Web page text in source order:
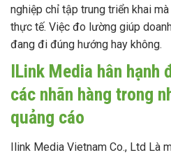
nghiệp chỉ tập trung triển khai
thực tế. Việc đo lường giúp
đang đi đúng hướng hay không.
ILink Media hân hạnh
các nhãn hàng trong
quảng cáo
Ilink Media Vietnam Co., Ltd Là